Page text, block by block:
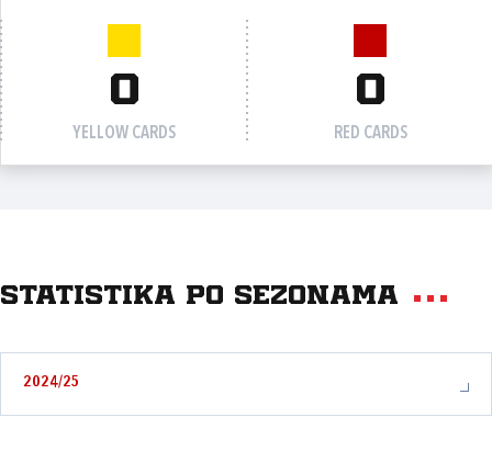
0
YELLOW CARDS
0
RED CARDS
Statistika po sezonama
2024/25